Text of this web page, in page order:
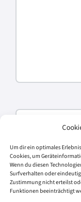
Um dir ein optimales
Cookies, um
Wenn du diesen
Surfverhalten oder
Zustimmung nicht erteilst
Funktionen beeinträchtigt
E-Mail*